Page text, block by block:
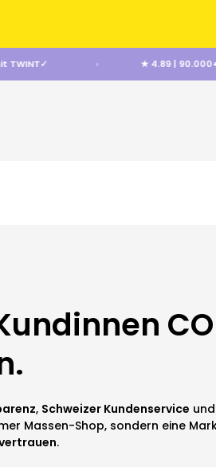
mit TWINT✓ ★ 4.89 |
, Schweizer Kundenservice und
Massen-Shop, sondern eine
.